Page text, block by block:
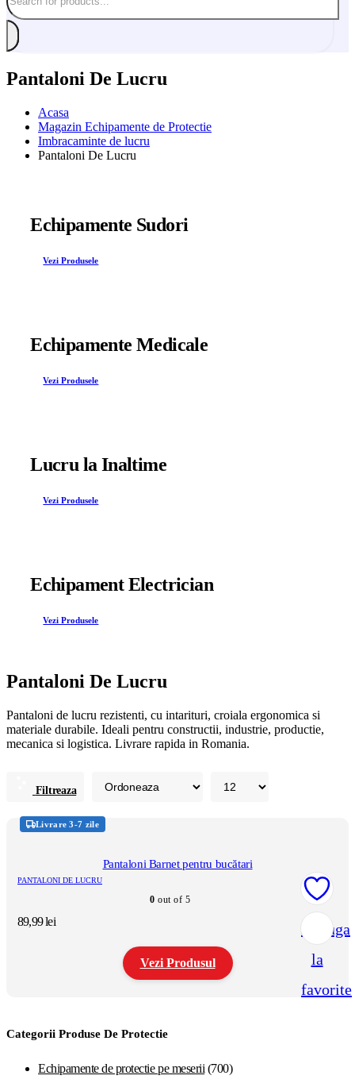
Pantaloni De Lucru
Acasa
Magazin Echipamente de Protectie
Imbracaminte de lucru
Pantaloni De Lucru
Echipamente Sudori
Vezi Produsele
Echipamente Medicale
Vezi Produsele
Lucru la Inaltime
Vezi Produsele
Echipament Electrician
Vezi Produsele
Pantaloni De Lucru
Pantaloni de lucru rezistenti, cu intarituri, croiala ergonomica si
materiale durabile. Ideali pentru constructii, industrie, productie,
mecanica si logistica. Livrare rapida in Romania.
Filtreaza
Adauga
la
favorite
Livrare 3-7 zile
Pantaloni Barnet pentru bucătari
PANTALONI DE LUCRU
0 out of 5
89,99lei
Vezi Produsul
mai
variații.
Categorii Produse De Protectie
Echipamente de protectie pe meserii (700)